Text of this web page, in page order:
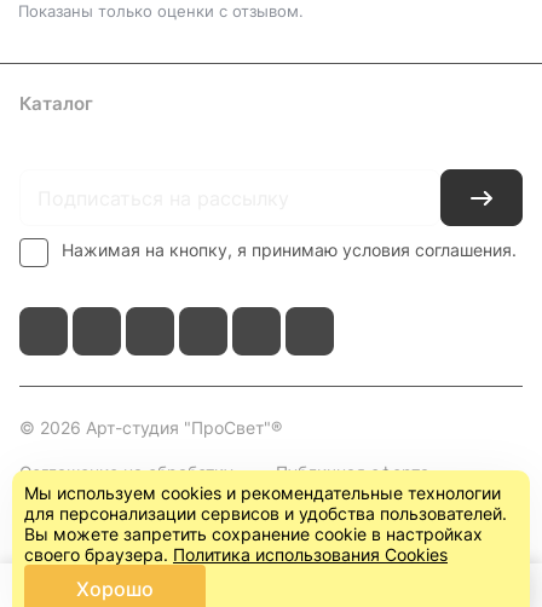
Показаны только оценки с отзывом.
Каталог
Нажимая на кнопку, я принимаю условия соглашения.
© 2026 Арт-студия "ПроСвет"®
Соглашение на обработку
персональных данных
Публичная оферта
(пользовательское
соглашение)
Мы используем cookies и рекомендательные технологии
для персонализации сервисов и удобства пользователей.
Вы можете запретить сохранение cookie в настройках
своего браузера. Политика использования Cookies
Хорошо